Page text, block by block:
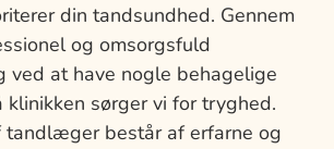
din tandsundhed. Gennem
og omsorgsfuld
ved at have nogle behagelige
klinikken sørger vi for tryghed.
tandlæger består af erfarne og